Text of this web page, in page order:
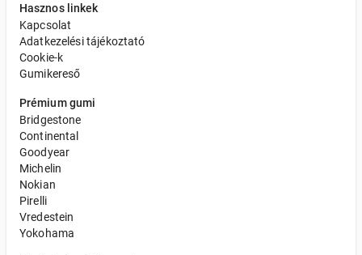
Hasznos linkek
Kapcsolat
Adatkezelési tájékoztató
Cookie-k
Gumikereső
Prémium gumi
Bridgestone
Continental
Goodyear
Michelin
Nokian
Pirelli
Vredestein
Yokohama